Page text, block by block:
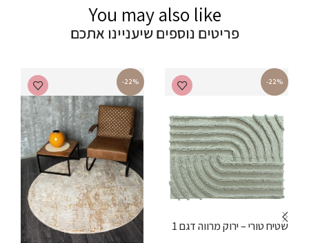
You may also like
פריטים נוספים שיעניינו אתכם
-22%
שטיח טורי – ירוק מרווה דגם 1
-22%